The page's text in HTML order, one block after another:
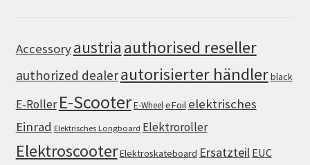
Accessoryaustria authorised reseller
authorized dealerautorisierter händlerblack
E-Roller E-ScooterE-WheeleFoil elektrisches
Einrad Elektrisches Longboard Elektroroller
ElektroscooterElektroskateboard Ersatzteil EUC